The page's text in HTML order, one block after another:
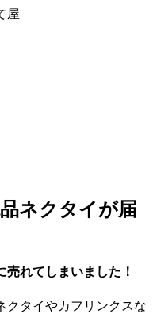
屋
ネクタイが届
れてしまいました！
クタイやカフリンクスな